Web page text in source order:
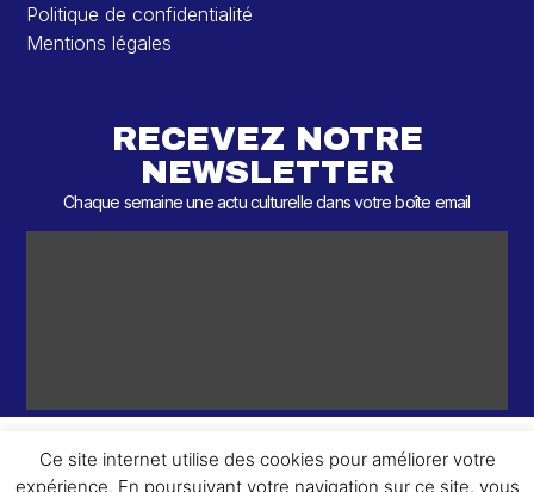
Politique de confidentialité
Mentions légales
RECEVEZ NOTRE
NEWSLETTER
Chaque semaine une actu culturelle dans votre boîte email
Ce site internet utilise des cookies pour améliorer votre
expérience. En poursuivant votre navigation sur ce site, vous